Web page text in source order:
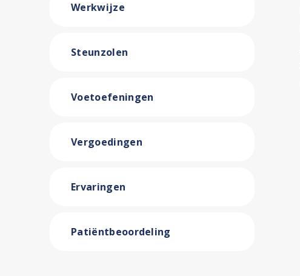
Werkwijze
Steunzolen
Voetoefeningen
Vergoedingen
Ervaringen
Patiëntbeoordeling